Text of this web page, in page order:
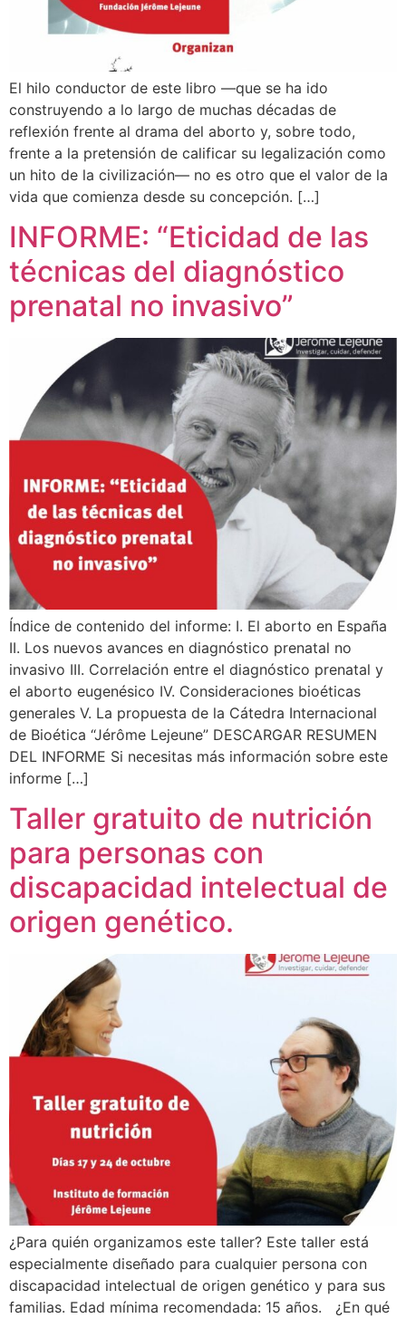
El hilo conductor de este libro —que se ha ido
construyendo a lo largo de muchas décadas de
reflexión frente al drama del aborto y, sobre todo,
frente a la pretensión de calificar su legalización como
un hito de la civilización— no es otro que el valor de la
vida que comienza desde su concepción. […]
INFORME: “Eticidad de las
técnicas del diagnóstico
prenatal no invasivo”
Índice de contenido del informe: I. El aborto en España
II. Los nuevos avances en diagnóstico prenatal no
invasivo III. Correlación entre el diagnóstico prenatal y
el aborto eugenésico IV. Consideraciones bioéticas
generales V. La propuesta de la Cátedra Internacional
de Bioética “Jérôme Lejeune” DESCARGAR RESUMEN
DEL INFORME Si necesitas más información sobre este
informe […]
Taller gratuito de nutrición
para personas con
discapacidad intelectual de
origen genético.
¿Para quién organizamos este taller? Este taller está
especialmente diseñado para cualquier persona con
discapacidad intelectual de origen genético y para sus
familias. Edad mínima recomendada: 15 años. ¿En qué